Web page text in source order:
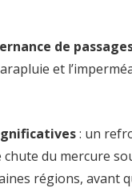
de
et
: un
du mercure
régions, avant